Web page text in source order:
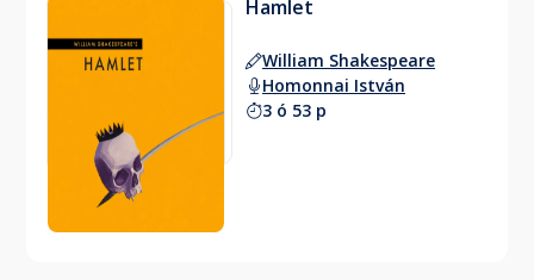
Hamlet
William Shakespeare
Homonnai István
3 ó 53 p